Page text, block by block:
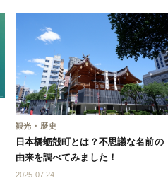
観光・歴史
日本橋蛎殻町とは？不思議な名前の
由来を調べてみました！
2025.07.24